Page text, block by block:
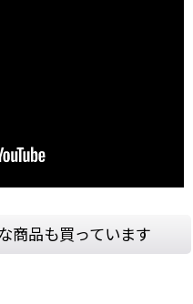
商品も買っています